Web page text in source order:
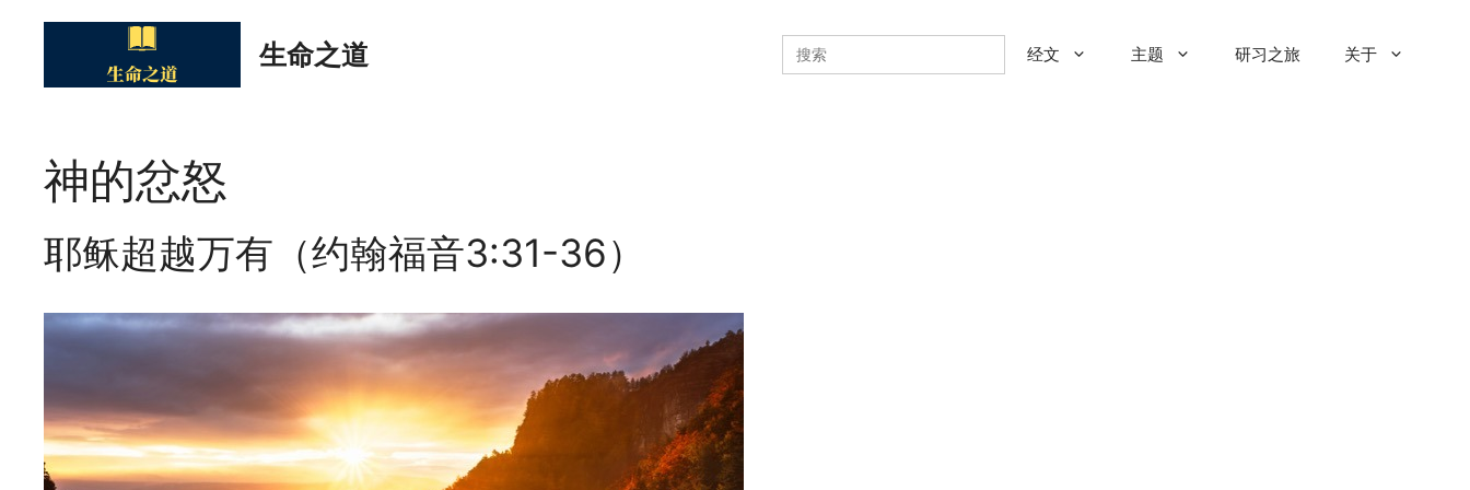
生命之道
Search
for:
经文 主题 研习之旅 关于
神的忿怒
耶稣超越万有（约翰福音3:31-36）